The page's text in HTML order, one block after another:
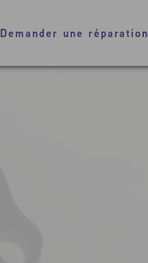
Demander une réparation